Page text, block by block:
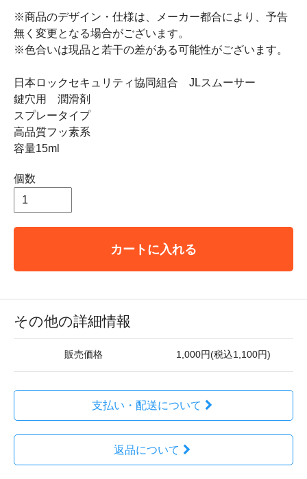
※商品のデザイン・仕様は、メーカー都合により、予告
無く変更となる場合がございます。
※色合いは現品と若干の差がある可能性がございます。
日本ロックセキュリティ協同組合 JLスムーサー
鍵穴用 潤滑剤
スプレータイプ
高品質フッ素系
容量15ml
個数
カートに入れる
その他の詳細情報
販売価格 1,000円(税込1,100円)
支払い・配送について
返品について